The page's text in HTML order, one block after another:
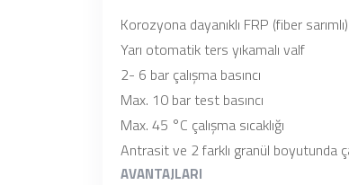
Korozyona dayanıklı FRP (fiber
Yarı otomatik ters yıkamalı valf
2- 6 bar çalışma basıncı
Max. 10 bar test basıncı
Max. 45 °C çalışma sıcaklığı
Antrasit ve 2 farklı granül boyutunda
AVANTAJLARI